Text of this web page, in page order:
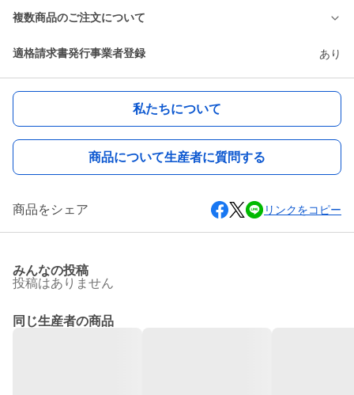
複数商品のご注文について
適格請求書発行事業者登録 あり
私たちについて
商品について生産者に質問する
商品をシェア リンクをコピー
みんなの投稿
投稿はありません
同じ生産者の商品